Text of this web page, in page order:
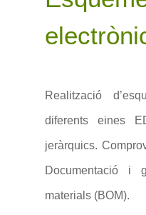
Realització
diferents eines
jeràrquics.
Documentació i
materials (BOM).